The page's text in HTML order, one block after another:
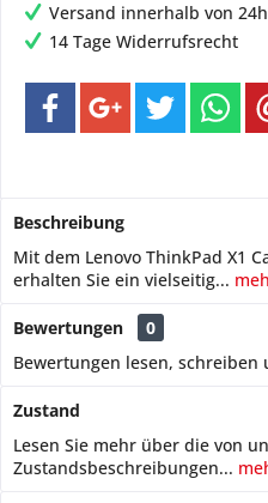
Versand innerhalb von 24h
14 Tage Widerrufsrecht
Beschreibung
Mit dem Lenovo ThinkPad X1
erhalten Sie ein vielseitig...
Bewertungen
0
Bewertungen lesen, schreiben
Zustand
Lesen Sie mehr über die von
Zustandsbeschreibungen...